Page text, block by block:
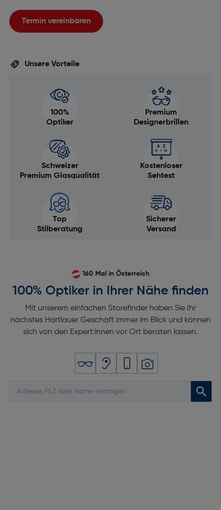
Termin vereinbaren
Unsere Vorteile
100%
Optiker
Premium
Designerbrillen
Schweizer
Premium Glasqualität
Kostenloser
Sehtest
Top
Stilberatung
Sicherer
Versand
160 Mal in Österreich
100% Optiker in Ihrer Nähe finden
Mit unserem einfachen Storefinder haben Sie Ihr
nächstes Hartlauer Geschäft immer im Blick und können
sich von den Expert:innen vor Ort beraten lassen.